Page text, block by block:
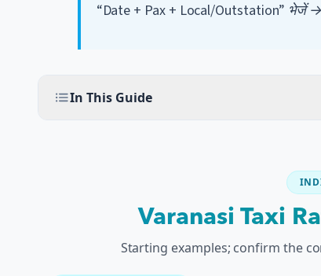
“Date + Pax + Local/Outstation” भेजें
In This Guide
Varanasi Taxi
Starting examples; confirm the